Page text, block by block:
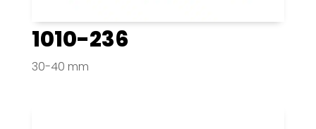
1010-236
30-40 mm